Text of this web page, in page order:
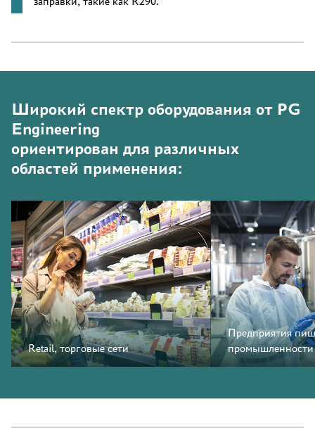
Широкий спектр оборудования от PG
Engineering
ориентирован для различных
областей применения:
Retail, торговые сети
Предприятия
промышленности